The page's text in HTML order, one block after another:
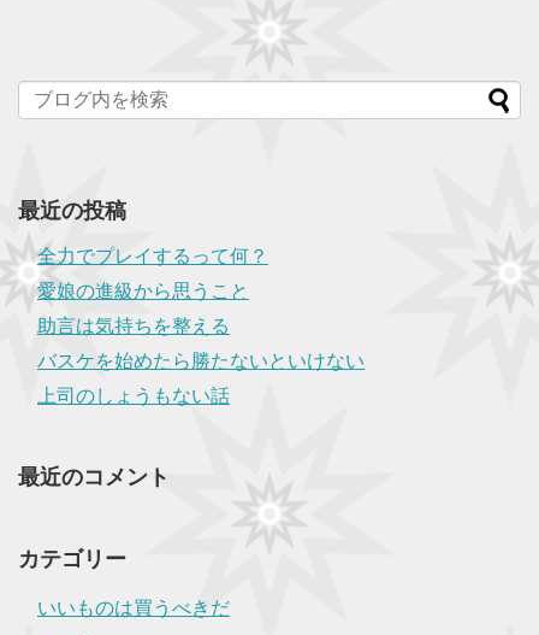
最近の投稿
全力でプレイするって何？
愛娘の進級から思うこと
助言は気持ちを整える
バスケを始めたら勝たないといけない
上司のしょうもない話
最近のコメント
カテゴリー
いいものは買うべきだ